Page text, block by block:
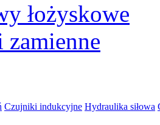
łożyskowe
zamienne
Czujniki indukcyjne Hydraulika siłowa